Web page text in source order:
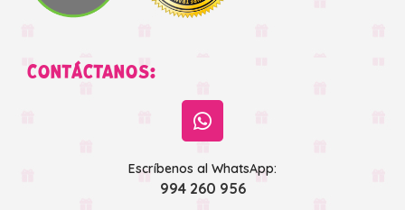
CONTÁCTANOS:
Escríbenos al WhatsApp:
994 260 956